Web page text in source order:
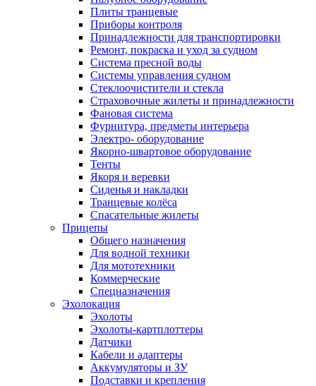
Плиты транцевые
Приборы контроля
Принадлежности для транспортировки
Ремонт, покраска и уход за судном
Система пресной воды
Системы управления судном
Стеклоочистители и стекла
Страховочные жилеты и принадлежности
Фановая система
Фурнитура, предметы интерьера
Электро- оборудование
Якорно-швартовое оборудование
Тенты
Якоря и веревки
Сиденья и накладки
Транцевые колёса
Спасательные жилеты
Прицепы
Общего назначения
Для водной техники
Для мототехники
Коммерческие
Спецназначения
Эхолокация
Эхолоты
Эхолоты-картплоттеры
Датчики
Кабели и адаптеры
Аккумуляторы и ЗУ
Подставки и крепления